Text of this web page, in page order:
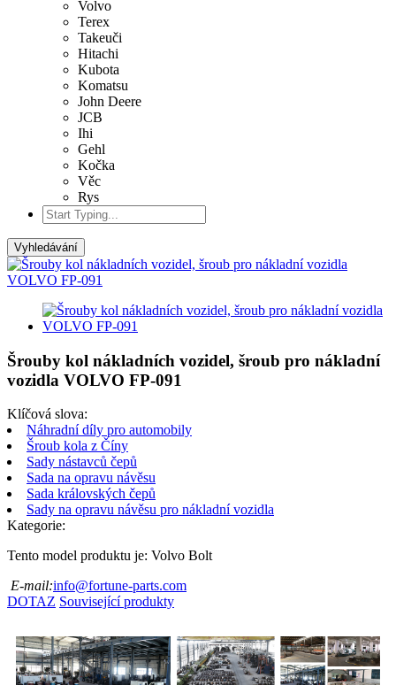
Volvo
Terex
Takeuči
Hitachi
Kubota
Komatsu
John Deere
JCB
Ihi
Gehl
Kočka
Věc
Rys
Vyhledávání
Šrouby kol nákladních vozidel, šroub pro nákladní
vozidla VOLVO FP-091
Klíčová slova:
Náhradní díly pro automobily
Šroub kola z Číny
Sady nástavců čepů
Sada na opravu návěsu
Sada královských čepů
Sady na opravu návěsu pro nákladní vozidla
Kategorie:
Tento model produktu je: Volvo Bolt
E-mail:info@fortune-parts.com
DOTAZ Související produkty